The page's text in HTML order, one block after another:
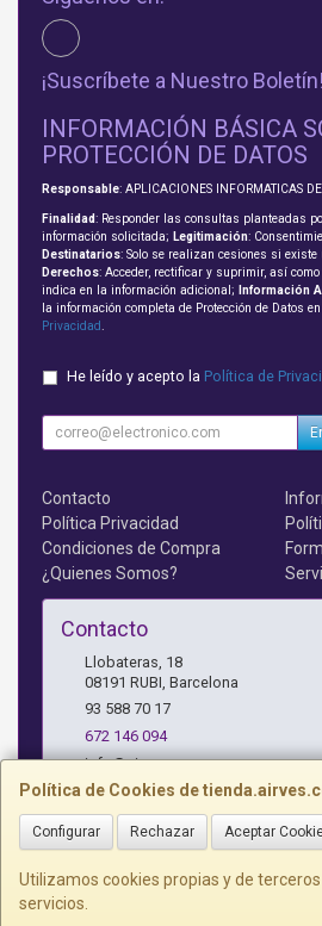
Política de Cookies de
Configurar Rechazar Aceptar
Utilizamos cookies propias y de
servicios.
¡Suscríbete a Nuestro Boletín!
INFORMACIÓN BÁSICA
PROTECCIÓN DE DATOS
Responsable: APLICACIONES INFORMATICAS DE
Finalidad: Responder las consultas planteadas
información solicitada; Legitimación:
Destinatarios: Solo se realizan cesiones si
Derechos: Acceder, rectificar y suprimir, así
indica en la información adicional;
Información
la información completa de Protección de Datos
Privacidad
He leído y acepto la Política de
Contacto
Política Privacidad
Condiciones de Compra
¿Quienes Somos?
Contacto
Llobateras, 18
08191 RUBI, Barcelona
93 588 70 17
672 146 094
info@airves.com
Horario
Lunes a Jueves - 17 a 20 horas